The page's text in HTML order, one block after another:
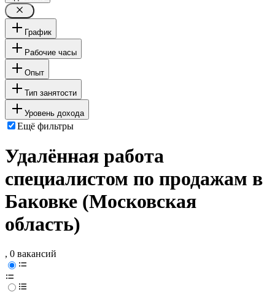
График
Рабочие часы
Опыт
Тип занятости
Уровень дохода
Ещё фильтры
Удалённая работа
специалистом по продажам в
Баковке (Московская
область)
, 0 вакансий